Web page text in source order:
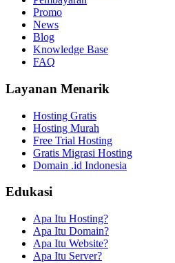
Promo
News
Blog
Knowledge Base
FAQ
Layanan Menarik
Hosting Gratis
Hosting Murah
Free Trial Hosting
Gratis Migrasi Hosting
Domain .id Indonesia
Edukasi
Apa Itu Hosting?
Apa Itu Domain?
Apa Itu Website?
Apa Itu Server?